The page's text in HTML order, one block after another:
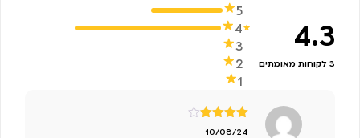
4.3
3 לקוחות מאומתים
5
4
3
2
1
דורג4
10/08/24